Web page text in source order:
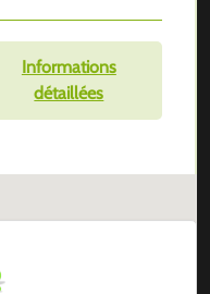
Informations
détaillées